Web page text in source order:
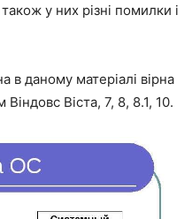
у них різні помилки і
в даному матеріалі вірна
Віста, 7, 8, 8.1, 10.